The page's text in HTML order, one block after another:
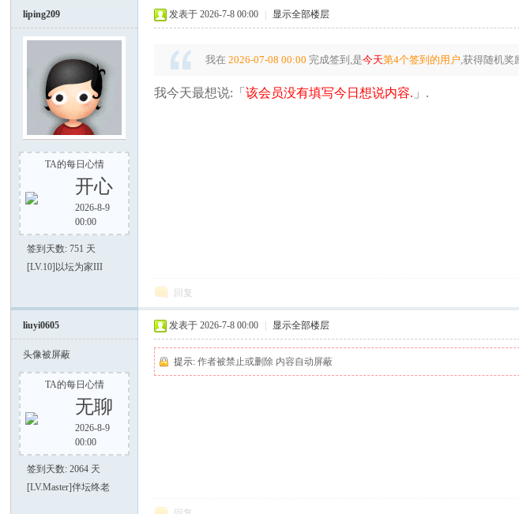
筒
爱
liping209
TA的每日心情
开心
2026-8-9
00:00
签到天数: 751 天
[LV.10]以坛为家III
发表于 2026-7-8 00:00 显示全部楼层
我在 2026-07-08 00:00 完成签到,是今天第4个签到的用户,获得随机奖
我今天最想说:「该会员没有填写今日想说内容. 」.
回复
liuyi0605
头像被屏蔽
TA的每日心情
无聊
2026-8-9
00:00
签到天数: 2064 天
[LV.Master]伴坛终老
发表于 2026-7-8 00:00 显示全部楼层
提示:作者被禁止或删除 内容自动屏蔽